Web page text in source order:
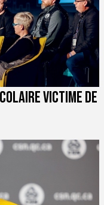
victime de